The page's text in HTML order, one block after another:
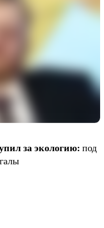
за экологию: под